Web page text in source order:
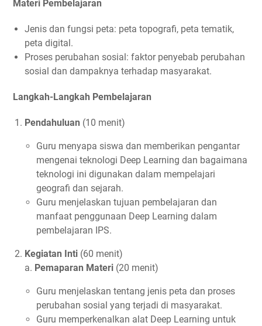
Materi Pembelajaran
Jenis dan fungsi peta: peta topografi, peta tematik,
peta digital.
Proses perubahan sosial: faktor penyebab perubahan
sosial dan dampaknya terhadap masyarakat.
Langkah-Langkah Pembelajaran
Pendahuluan (10 menit)
Guru menyapa siswa dan memberikan pengantar
mengenai teknologi Deep Learning dan bagaimana
teknologi ini digunakan dalam mempelajari
geografi dan sejarah.
Guru menjelaskan tujuan pembelajaran dan
manfaat penggunaan Deep Learning dalam
pembelajaran IPS.
Kegiatan Inti (60 menit)
a. Pemaparan Materi (20 menit)
Guru menjelaskan tentang jenis peta dan proses
perubahan sosial yang terjadi di masyarakat.
Guru memperkenalkan alat Deep Learning untuk